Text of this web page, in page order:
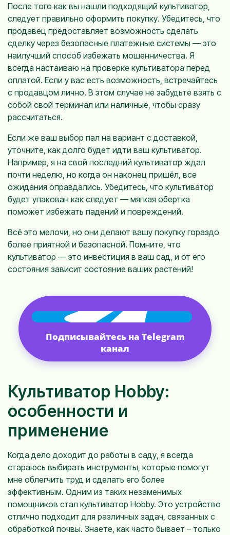
После того как вы нашли подходящий культиватор,
следует правильно оформить покупку. Убедитесь, что
продавец предоставляет возможность сделать
сделку через безопасные платежные системы — это
наилучший способ избежать мошенничества. Я
всегда настаиваю на проверке культиватора перед
оплатой. Если у вас есть возможность, встречайтесь
с продавцом лично. В этом случае не забудьте взять с
собой свой терминал или наличные, чтобы сразу
рассчитаться.
Если же ваш выбор пал на вариант с доставкой,
уточните, как долго будет идти ваш культиватор.
Например, я на свой последний культиватор ждал
почти неделю, но когда он наконец пришёл, все
ожидания оправдались. Убедитесь, что культиватор
будет упакован как следует — мягкая обертка
поможет избежать падений и повреждений.
Всё это мелочи, но они делают вашу покупку гораздо
более приятной и безопасной. Помните, что
культиватор — это инвестиция в ваш сад, и от его
состояния зависит состояние ваших растений!
Подписывайтесь на Telegram
канал
Культиватор Hobby:
особенности и
применение
Когда дело доходит до работы в саду, я всегда
стараюсь выбирать инструменты, которые помогут
мне облегчить труд и сделать его более
эффективным. Одним из таких незаменимых
помощников стал культиватор Hobby. Это устройство
отлично подходит для различных задач, связанных с
обработкой почвы. Знаете, как часто бывает – только